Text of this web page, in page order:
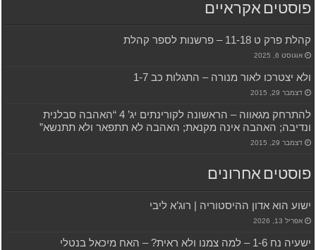
פוסטים אקראיים
קהלת פרק ט 11-18 – פרשנות לספר קהלת
אוגוסט 6, 2025
ולא יצטרכו לאור מנורה – התגלות כב 1-7
דצמבר 29, 2015
להתרחק מגאווה – הראשונה לקורינתים יג’ 4 “האהבה סבלנית
ונדיבה; האהבה אינה מקנאת; האהבה לא תתפאר ולא תתנשא”
דצמבר 29, 2015
פוסטים אחרונים
ישוע הוא אדון ההיסטוריה | רוג’א ליבי
אפריל 13, 2026
ישעיה נח 1-6 – למה צמנו ולא ראית? – האח מיכאל בנטלי